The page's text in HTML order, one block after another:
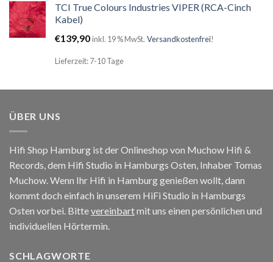
TCI True Colours Industries VIPER (RCA-Cinch
Kabel)
€139,90inkl. 19 % MwSt. Versandkostenfrei!
Lieferzeit: 7-10 Tage
ÜBER UNS
Hifi Shop Hamburg ist der Onlineshop von Muchow Hifi &
Records, dem Hifi Studio in Hamburgs Osten, Inhaber Tomas
Muchow. Wenn Ihr Hifi in Hamburg genießen wollt, dann
kommt doch einfach in unserem HiFi Studio in Hamburgs
Osten vorbei. Bittevereinbartmit uns einen persönlichen und
individuellen Hörtermin.
SCHLAGWORTE